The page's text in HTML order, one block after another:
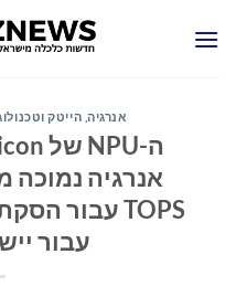
אנרגיה, הייטק
עבור